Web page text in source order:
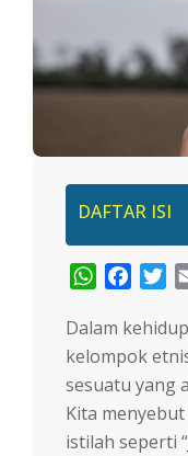
DAFTAR ISI
WhatsApp
Dalam
kelompok
sesuatu yang
Kita
istilah seperti